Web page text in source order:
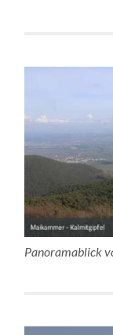
Panoramablick